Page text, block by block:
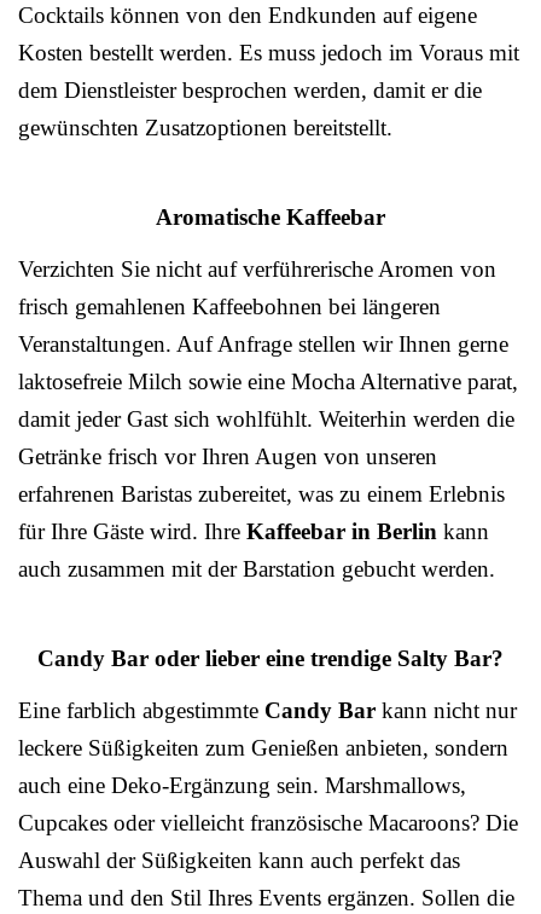
Cocktails können von den Endkunden auf eigene
Kosten bestellt werden. Es muss jedoch im Voraus mit
dem Dienstleister besprochen werden, damit er die
gewünschten Zusatzoptionen bereitstellt.
Aromatische Kaffeebar
Verzichten Sie nicht auf verführerische Aromen von
frisch gemahlenen Kaffeebohnen bei längeren
Veranstaltungen. Auf Anfrage stellen wir Ihnen gerne
laktosefreie Milch sowie eine Mocha Alternative parat,
damit jeder Gast sich wohlfühlt. Weiterhin werden die
Getränke frisch vor Ihren Augen von unseren
erfahrenen Baristas zubereitet, was zu einem Erlebnis
für Ihre Gäste wird. Ihre Kaffeebar in Berlin kann
auch zusammen mit der Barstation gebucht werden.
Candy Bar oder lieber eine trendige Salty Bar?
Eine farblich abgestimmte Candy Bar kann nicht nur
leckere Süßigkeiten zum Genießen anbieten, sondern
auch eine Deko-Ergänzung sein. Marshmallows,
Cupcakes oder vielleicht französische Macaroons? Die
Auswahl der Süßigkeiten kann auch perfekt das
Thema und den Stil Ihres Events ergänzen. Sollen die